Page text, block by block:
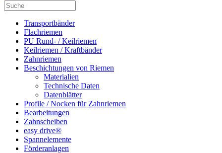
Suche
Transportbänder
Flachriemen
PU Rund- / Keilriemen
Keilriemen / Kraftbänder
Zahnriemen
Beschichtungen von Riemen
Materialien
Technische Daten
Datenblätter
Profile / Nocken für Zahnriemen
Bearbeitungen
Zahnscheiben
easy drive®
Spannelemente
Förderanlagen